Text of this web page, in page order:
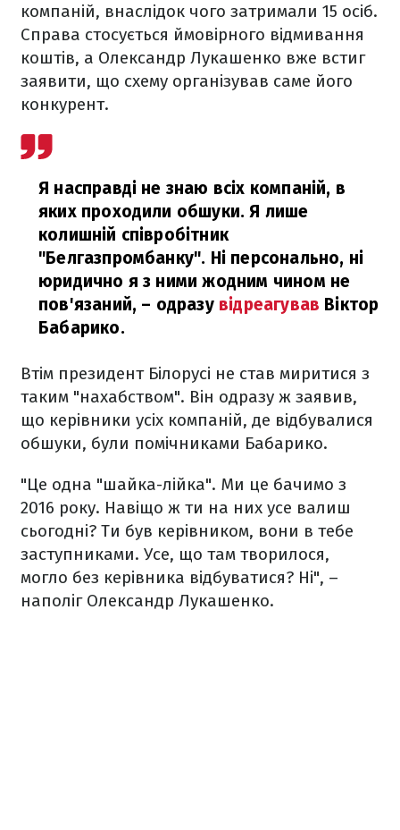
компаній, внаслідок чого затримали 15 осіб.
Справа стосується ймовірного відмивання
коштів, а Олександр Лукашенко вже встиг
заявити, що схему організував саме його
конкурент.
Я насправді не знаю всіх компаній, в
яких проходили обшуки. Я лише
колишній співробітник
"Белгазпромбанку". Ні персонально, ні
юридично я з ними жодним чином не
пов'язаний, – одразу відреагував Віктор
Бабарико.
Втім президент Білорусі не став миритися з
таким "нахабством". Він одразу ж заявив,
що керівники усіх компаній, де відбувалися
обшуки, були помічниками Бабарико.
"Це одна "шайка-лійка". Ми це бачимо з
2016 року. Навіщо ж ти на них усе валиш
сьогодні? Ти був керівником, вони в тебе
заступниками. Усе, що там творилося,
могло без керівника відбуватися? Ні", –
наполіг Олександр Лукашенко.